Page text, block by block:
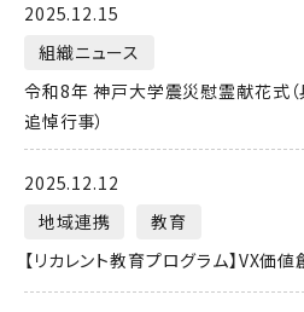
2025.12.15
組織ニュース
令和8年 神戸大学震災慰霊献花式
追悼行事）
2025.12.12
地域連携
教育
【リカレント教育プログラム】VX価